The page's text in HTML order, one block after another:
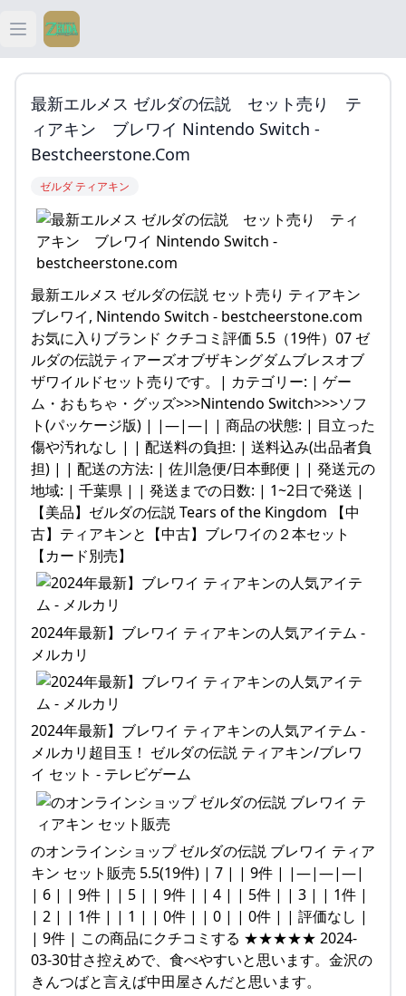
Open main menu
ティアキン
ティアキン 祠
ティアキン 攻略
最新エルメス ゼルダの伝説 セット売り テ
ィアキン ブレワイ Nintendo Switch -
Bestcheerstone.com
ゼルダ ティアキン
最新エルメス ゼルダの伝説 セット売り ティアキン
ブレワイ, Nintendo Switch - bestcheerstone.com
お気に入りブランド クチコミ評価 5.5（19件）07 ゼ
ルダの伝説ティアーズオブザキングダムブレスオブ
ザワイルドセット売りです。| カテゴリー: | ゲー
ム・おもちゃ・グッズ>>>Nintendo Switch>>>ソフ
ト(パッケージ版) | |—|—| | 商品の状態: | 目立った
傷や汚れなし | | 配送料の負担: | 送料込み(出品者負
担) | | 配送の方法: | 佐川急便/日本郵便 | | 発送元の
地域: | 千葉県 | | 発送までの日数: | 1~2日で発送 |
【美品】ゼルダの伝説 Tears of the Kingdom 【中
古】ティアキンと【中古】ブレワイの２本セット
【カード別売】
2024年最新】ブレワイ ティアキンの人気アイテム -
メルカリ
2024年最新】ブレワイ ティアキンの人気アイテム -
メルカリ超目玉！ ゼルダの伝説 ティアキン/ブレワ
イ セット - テレビゲーム
のオンラインショップ ゼルダの伝説 ブレワイ ティア
キン セット販売 5.5(19件) | 7 | | 9件 | |—|—|—|
| 6 | | 9件 | | 5 | | 9件 | | 4 | | 5件 | | 3 | | 1件 |
| 2 | | 1件 | | 1 | | 0件 | | 0 | | 0件 | | 評価なし |
| 9件 | この商品にクチコミする ★★★★★ 2024-
03-30甘さ控えめで、食べやすいと思います。金沢の
きんつばと言えば中田屋さんだと思います。